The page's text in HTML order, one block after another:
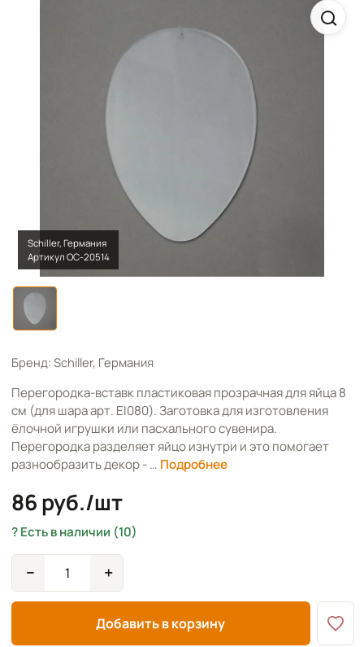
Schiller, Германия
Артикул OC-20514
Бренд: Schiller, Германия
Перегородка-вставк пластиковая прозрачная для яйца 8
см (для шара арт. EI080). Заготовка для изготовления
ёлочной игрушки или пасхального сувенира.
Перегородка разделяет яйцо изнутри и это помогает
разнообразить декор - … Подробнее
86 руб./шт
Есть в наличии (10)
− +
Добавить в корзину